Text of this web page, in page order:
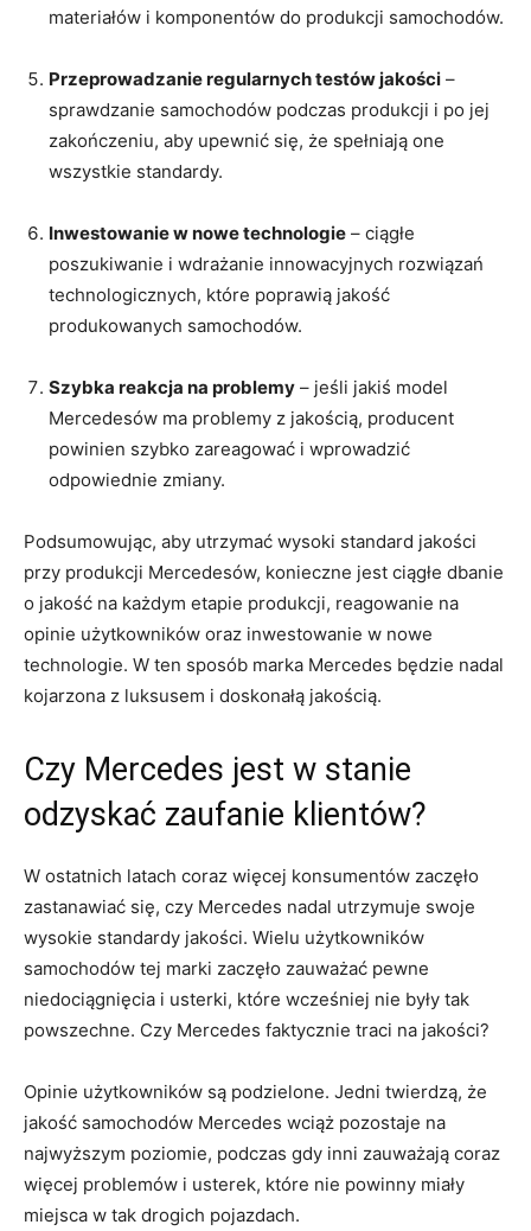
materiałów i komponentów do produkcji samochodów.
Przeprowadzanie⁢ regularnych testów jakości –
sprawdzanie samochodów ‌podczas produkcji⁢ i ⁢po ⁣jej
⁢zakończeniu, aby upewnić się,​ że ​spełniają one
wszystkie standardy.
Inwestowanie w nowe technologie – ciągłe
⁣poszukiwanie i⁢ wdrażanie ‌innowacyjnych rozwiązań
technologicznych, ​które⁤ poprawią jakość
produkowanych ⁢samochodów.
Szybka reakcja na problemy – ⁣jeśli jakiś‌ model‍
Mercedesów ma problemy z ⁢jakością, producent
powinien szybko zareagować ​i wprowadzić⁢
odpowiednie⁣ zmiany.
Podsumowując, aby utrzymać wysoki standard jakości
przy produkcji Mercedesów, konieczne jest⁢ ciągłe dbanie
o‌ jakość na każdym etapie⁢ produkcji,⁣ reagowanie na
‍opinie użytkowników ​oraz inwestowanie​ w ⁤nowe
technologie. W ten ​sposób marka ‌Mercedes ​będzie nadal
kojarzona z luksusem i⁢ doskonałą​ jakością.
Czy Mercedes jest‍ w stanie
⁤odzyskać zaufanie klientów?
W ostatnich ⁢latach​ coraz więcej ⁤konsumentów⁢ zaczęło
zastanawiać się,​ czy Mercedes nadal utrzymuje swoje
wysokie⁤ standardy ‍jakości.⁤ Wielu‍ użytkowników​
samochodów tej marki zaczęło zauważać pewne
niedociągnięcia i usterki, które wcześniej nie ​były tak​
powszechne. Czy Mercedes faktycznie traci na jakości?
Opinie użytkowników⁤ są podzielone. ​Jedni twierdzą, że
jakość⁣ samochodów Mercedes wciąż ‍pozostaje ​na
najwyższym ⁢poziomie, podczas gdy inni zauważają coraz
więcej‍ problemów i‌ usterek,​ które ‍nie powinny miały
⁤miejsca w tak ⁢drogich pojazdach.